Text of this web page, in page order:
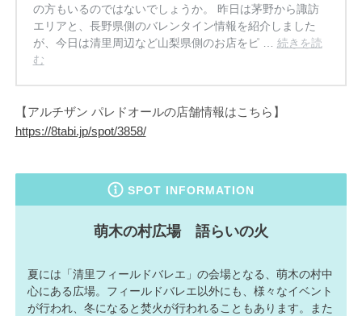
の方もいるのではないでしょうか。 昨日は茅野から諏訪
エリアと、長野県側のバレンタイン情報を紹介しました
が、今日は清里周辺など山梨県側のお店をピ … 続きを読
む
【アルチザン パレドオールの店舗情報はこちら】
https://8tabi.jp/spot/3858/
SPOT INFORMATION
萌木の村広場 語らいの火
夏には「清里フィールドバレエ」の会場となる、萌木の村中
心にある広場。フィールドバレエ以外にも、様々なイベント
が行われ、冬になると焚火が行われることもあります。また